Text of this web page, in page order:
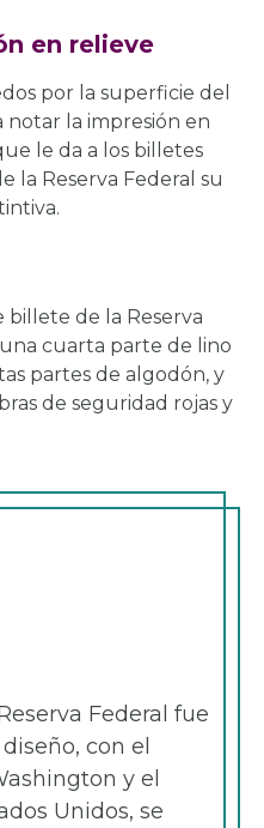
en relieve
por la superficie del
notar la impresión en
le da a los billetes
la Reserva Federal su
billete de la Reserva
cuarta parte de lino
partes de algodón, y
de seguridad rojas y
Federal fue
con el
y el
Unidos, se